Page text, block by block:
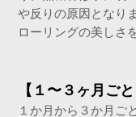
や反りの原因となり
ローリングの美しさ
【１〜３ヶ月ご
１か月から３か月ご